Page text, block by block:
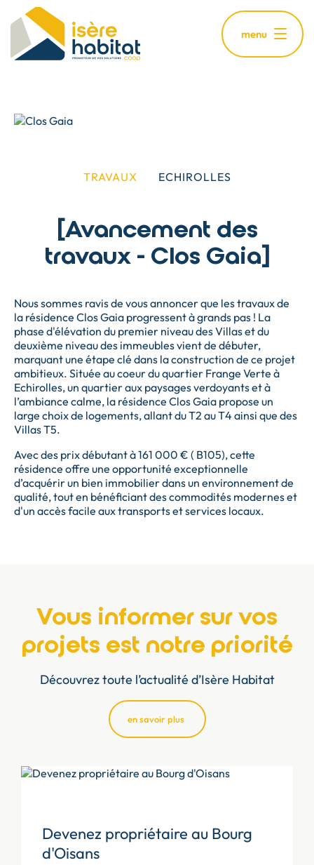
au
contenu
principal
menu
TRAVAUX ECHIROLLES
[Avancement des
travaux - Clos Gaia]
Nous sommes ravis de vous annoncer que les travaux de
la résidence Clos Gaia progressent à grands pas ! La
phase d'élévation du premier niveau des Villas et du
deuxième niveau des immeubles vient de débuter,
marquant une étape clé dans la construction de ce projet
ambitieux. Située au coeur du quartier Frange Verte à
Echirolles, un quartier aux paysages verdoyants et à
l’ambiance calme, la résidence Clos Gaia propose un
large choix de logements, allant du T2 au T4 ainsi que des
Villas T5.
Avec des prix débutant à 161 000 € ( B105), cette
résidence offre une opportunité exceptionnelle
d’acquérir un bien immobilier dans un environnement de
qualité, tout en bénéficiant des commodités modernes et
d'un accès facile aux transports et services locaux.
Vous informer sur vos
projets est notre priorité
Découvrez toute l’actualité d’Isère Habitat
en savoir plus
Devenez propriétaire au Bourg
d'Oisans